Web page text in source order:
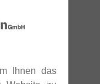
Ihnen das